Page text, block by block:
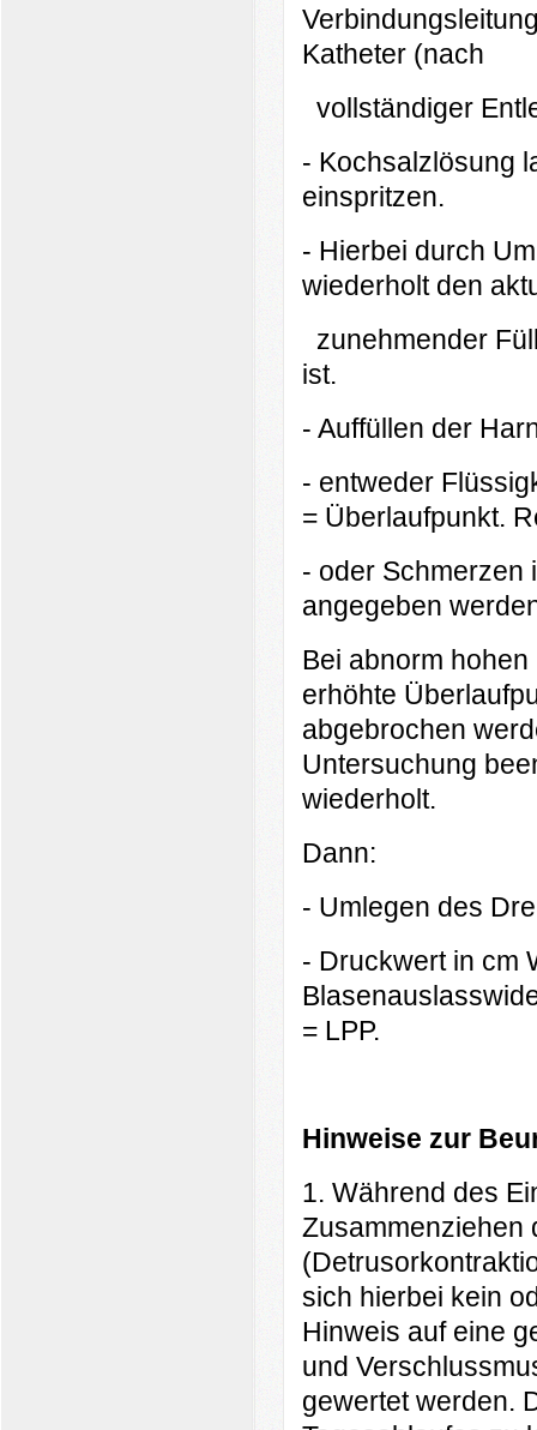
Katheter (nach
vollständiger
- Kochsalzlösung
einspritzen.
- Hierbei durch
wiederholt den
zunehmender
ist.
- Auffüllen der
- entweder
= Überlaufpunkt.
- oder Schmerzen
angegeben
Bei abnorm
erhöhte
abgebrochen
Untersuchung
wiederholt.
Dann:
- Umlegen des
- Druckwert in cm
= LPP.
Hinweise zur
1. Während des
Zusammenziehen
sich hierbei kein
Hinweis auf eine
und
gewertet werden.